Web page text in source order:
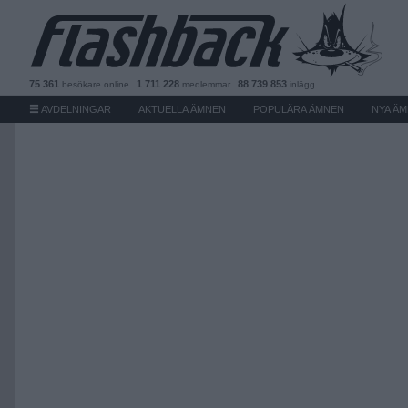
75 361 besökare online 1 711 228 medlemmar 88 739 853 inlägg
AVDELNINGAR AKTUELLA ÄMNEN POPULÄRA ÄMNEN NYA